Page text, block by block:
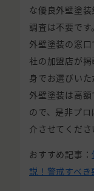
な優良外壁塗
調査は不要です。
外壁塗装の窓
社の加盟店が
身でお選びいた
外壁塗装は高
ので、是非プ
介させてくださ
おすすめ記事：
説！警戒すべ